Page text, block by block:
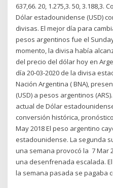
637,66. 20, 1.275,3. 50, 3.188,3.
Dólar estadounidense (USD)
divisas. El mejor día para
pesos argentinos fue el
momento, la divisa había
del precio del dólar hoy en
día 20-03-2020 de la divisa
Nación Argentina ( BNA),
(USD) a pesos argentinos
actual de Dólar
conversión histórica,
May 2018 El peso argentino
estadounidense. La segunda
una semana provocó la 7 Mar
una desenfrenada escalada.
la semana pasada se pagaba